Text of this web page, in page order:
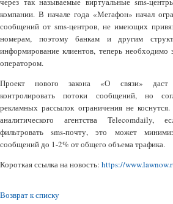
компании. В начале года «Мегафон» начал
сообщений от sms-центров, не имеющих
номерам, поэтому банкам и другим
информирование клиентов, теперь необходимо
оператором.
Проект нового закона «О связи» даст
контролировать потоки сообщений, но
рекламных рассылок ограничения не
аналитического агентства Telecomdaily,
фильтровать sms-почту, это может
сообщений до 1-2% от общего объема трафика.
Короткая ссылка на новость: https://
Возврат к списку